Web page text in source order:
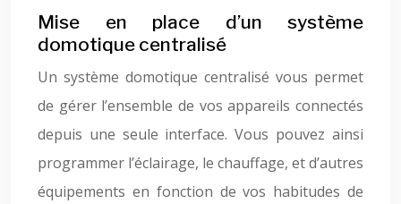
Mise en place d’un système
domotique centralisé
Un système domotique centralisé vous permet
de gérer l’ensemble de vos appareils connectés
depuis une seule interface. Vous pouvez ainsi
programmer l’éclairage, le chauffage, et d’autres
équipements en fonction de vos habitudes de